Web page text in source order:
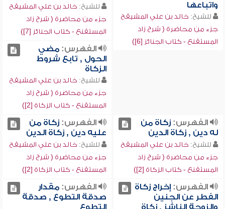
واتباعها
للشيخ: خالد بن علي المشيقح
جزء من محاضرة ( شرح زاد
المستقنع - كتاب الجنائز [6])
للشيخ: خالد بن علي المشيقح
جزء من محاضرة ( شرح زاد
المستقنع - كتاب الجنائز [7])
الفهرس:مضي
الحول , تابع شروط
الزكاة
للشيخ: خالد بن علي المشيقح
جزء من محاضرة ( شرح زاد
المستقنع - كتاب الزكاة [2])
الفهرس:زكاة من
له دين , زكاة الدين
للشيخ: خالد بن علي المشيقح
جزء من محاضرة ( شرح زاد
المستقنع - كتاب الزكاة [2])
الفهرس:زكاة من
عليه دين , زكاة الدين
للشيخ: خالد بن علي المشيقح
جزء من محاضرة ( شرح زاد
المستقنع - كتاب الزكاة [2])
الفهرس:إخراج زكاة
الفطر عن الجنين
والزوجة الناشز , زكاة
الفهرس:مقدار
صدقة التطوع , صدقة
التطوع